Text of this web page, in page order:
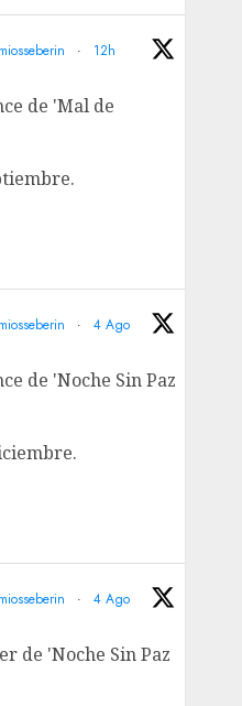
· 12h
de 'Mal de
· 4 Ago
de 'Noche Sin Paz
· 4 Ago
de 'Noche Sin Paz